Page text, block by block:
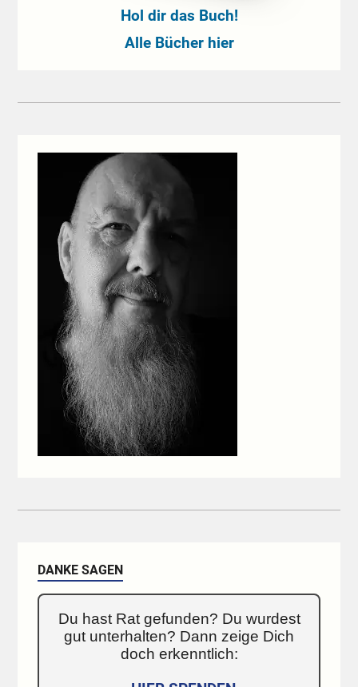
Hol dir das Buch!
Alle Bücher hier
DANKE SAGEN
Du hast Rat gefunden? Du wurdest
gut unterhalten? Dann zeige Dich
doch erkenntlich: